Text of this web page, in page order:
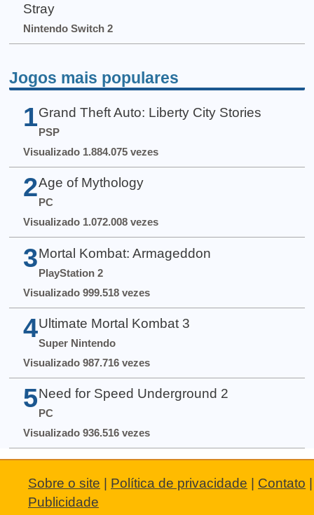
Stray
Nintendo Switch 2
Jogos mais populares
1 Grand Theft Auto: Liberty City Stories
PSP
Visualizado 1.884.075 vezes
2 Age of Mythology
PC
Visualizado 1.072.008 vezes
3 Mortal Kombat: Armageddon
PlayStation 2
Visualizado 999.518 vezes
4 Ultimate Mortal Kombat 3
Super Nintendo
Visualizado 987.716 vezes
5 Need for Speed Underground 2
PC
Visualizado 936.516 vezes
Sobre o site Política de privacidade Contato
Publicidade